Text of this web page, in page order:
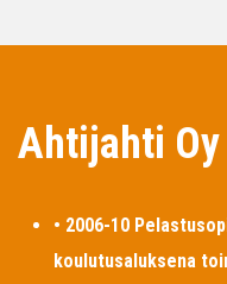
Ahtijahti
• 2006-10
koulutusaluksena